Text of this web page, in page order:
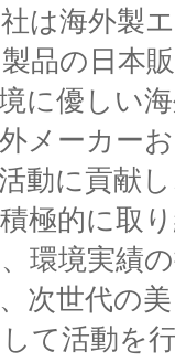
は海外製
品の日本
に優しい
メーカー
動に貢献
極的に取
環境実績
次世代の
て活動を